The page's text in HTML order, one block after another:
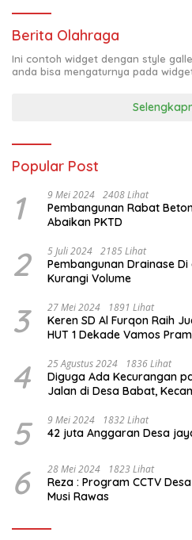
Berita Olahraga
Ini contoh widget dengan style
anda bisa mengaturnya pada
Popular Post
1 9 Mei 2024 2408 Lihat
Pembangunan Rabat
Abaikan PKTD
2 5 Juli 2024 2185 Lihat
Pembangunan Drainase
Kurangi Volume
3 27 Mei 2024 1891 Lihat
Keren SD Al Furqon Raih
HUT 1 Dekade Vamos
4 25 Agustus 2024 1836 Lihat
Diguga Ada Kecurangan
Jalan di Desa Babat,
5 9 Mei 2024 1832 Lihat
42 juta Anggaran Desa
6 28 Mei 2024 1823 Lihat
Reza : Program CCTV
Musi Rawas